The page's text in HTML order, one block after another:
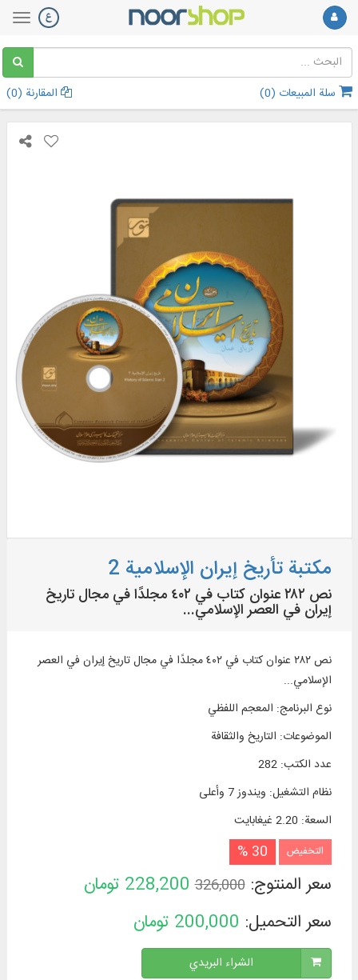
سلة المبيعات (0
) المقارنة (0
)
مکتبة تأريخ إيران الإسلامیة 2
نص ٢٨٢ عنوان كتاب في ٤٠٢ مجلدًا في مجال تاريخ
إيران في العصر الإسلامي...
نص ٢٨٢ عنوان كتاب في ٤٠٢ مجلدًا في مجال تاريخ إيران في العصر
الإسلامي...
نوع البرنامج: المعجم اللفظي
الموضوعات: التاريخ والثقافة
عدد الكتب:
282
نظام التشغیل: ويندوز 7 وأعلی
السعة: 2.20 غيغابايت
التخفيض 30 %
سعر المنتوج:326,000
228,200 تومان
سعر التحميل: 200,000 تومان
الشراء البريدي